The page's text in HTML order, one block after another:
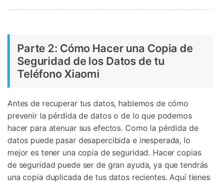
Parte 2: Cómo Hacer una Copia de
Seguridad de los Datos de tu
Teléfono Xiaomi
Antes de recuperar tus datos, hablemos de cómo
prevenir la pérdida de datos o de lo que podemos
hacer para atenuar sus efectos. Como la pérdida de
datos puede pasar desapercibida e inesperada, lo
mejor es tener una copia de seguridad. Hacer copias
de seguridad puede ser de gran ayuda, ya que tendrás
una copia duplicada de tus datos recientes. Aquí tienes